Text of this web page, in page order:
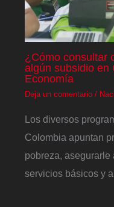
¿Cómo consultar
algún subsidio en
Economía
Deja un comentario /
Los diversos
Colombia apuntan
pobreza,
servicios básicos y